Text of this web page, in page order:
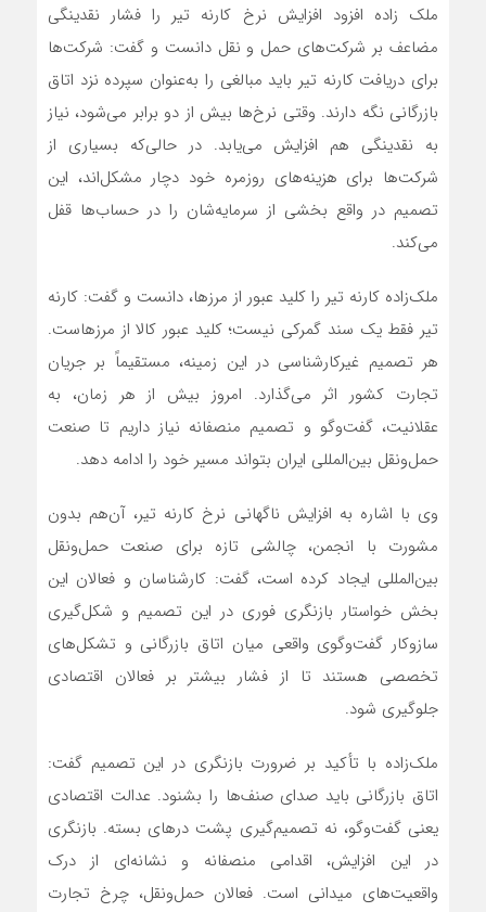
ملک زاده افزود افزایش نرخ کارنه تیر را فشار نقدینگی
مضاعف بر شرکت‌های حمل و نقل دانست و گفت: شرکت‌ها
برای دریافت کارنه تیر باید مبالغی را به‌عنوان سپرده نزد اتاق
بازرگانی نگه دارند. وقتی نرخ‌ها بیش از دو برابر می‌شود، نیاز
به نقدینگی هم افزایش می‌یابد. در حالی‌که بسیاری از
شرکت‌ها برای هزینه‌های روزمره خود دچار مشکل‌اند، این
تصمیم در واقع بخشی از سرمایه‌شان را در حساب‌ها قفل
می‌کند.
ملک‌زاده کارنه تیر را کلید عبور از مرزها، دانست و گفت: کارنه
تیر فقط یک سند گمرکی نیست؛ کلید عبور کالا از مرزهاست.
هر تصمیم غیرکارشناسی در این زمینه، مستقیماً بر جریان
تجارت کشور اثر می‌گذارد. امروز بیش از هر زمان، به
عقلانیت، گفت‌وگو و تصمیم منصفانه نیاز داریم تا صنعت
حمل‌ونقل بین‌المللی ایران بتواند مسیر خود را ادامه دهد.
وی با اشاره به افزایش ناگهانی نرخ کارنه تیر، آن‌هم بدون
مشورت با انجمن، چالشی تازه برای صنعت حمل‌ونقل
بین‌المللی ایجاد کرده است، گفت: کارشناسان و فعالان این
بخش خواستار بازنگری فوری در این تصمیم و شکل‌گیری
سازوکار گفت‌وگوی واقعی میان اتاق بازرگانی و تشکل‌های
تخصصی هستند تا از فشار بیشتر بر فعالان اقتصادی
جلوگیری شود.
ملک‌زاده با تأکید بر ضرورت بازنگری در این تصمیم گفت:
اتاق بازرگانی باید صدای صنف‌ها را بشنود. عدالت اقتصادی
یعنی گفت‌وگو، نه تصمیم‌گیری پشت درهای بسته. بازنگری
در این افزایش، اقدامی منصفانه و نشانه‌ای از درک
واقعیت‌های میدانی است. فعالان حمل‌ونقل، چرخ تجارت